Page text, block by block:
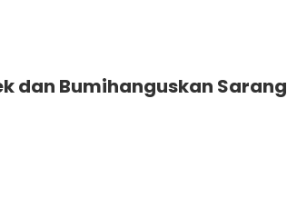
dan Bumihanguskan Sarang